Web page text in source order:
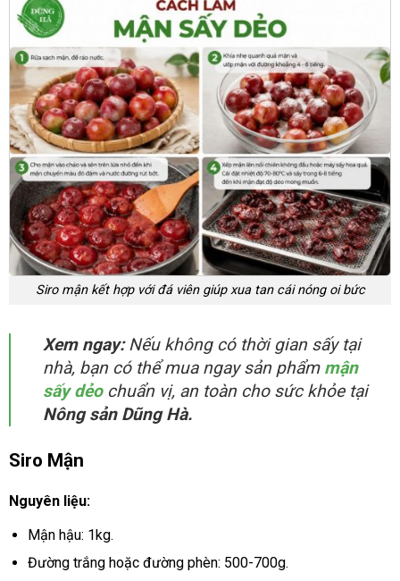
Siro mận kết hợp với đá viên giúp xua tan cái nóng oi bức
Xem ngay: Nếu không có thời gian sấy tại
nhà, bạn có thể mua ngay sản phẩmmận
sấy dẻo chuẩn vị, an toàn cho sức khỏe tại
Nông sản Dũng Hà.
Siro Mận
Nguyên liệu:
Mận hậu: 1kg.
Đường trắng hoặc đường phèn: 500-700g.